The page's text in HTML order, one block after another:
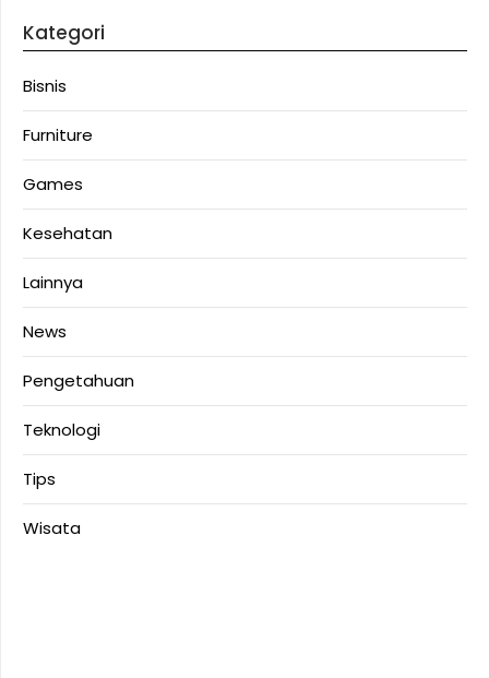
Kategori
Bisnis
Furniture
Games
Kesehatan
Lainnya
News
Pengetahuan
Teknologi
Tips
Wisata